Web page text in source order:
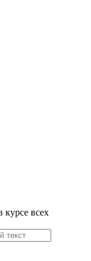
курсе всех